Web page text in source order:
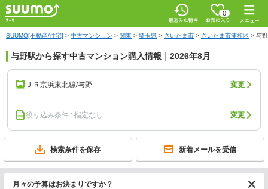
0
SUUMO[不動産/住宅] > 中古マンション > 関東 > 埼玉県 > さいたま市 > さいたま市浦和区 > 与
与野駅から探す中古マンション購入情報｜2026年8月
ＪＲ京浜東北線/与野 変更
絞り込み条件 : 指定なし 変更
検索条件を保存 新着メールを受信
月々の予算はお決まりですか？